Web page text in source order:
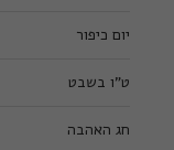
יום כיפור
ט”ו בשבט
חג האהבה